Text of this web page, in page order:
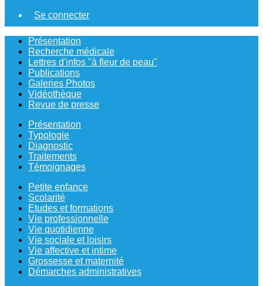
Se connecter
Présentation
Recherche médicale
Lettres d'infos "à fleur de peau"
Publications
Galeries Photos
Vidéothèque
Revue de presse
Présentation
Typologie
Diagnostic
Traitements
Témoignages
Petite enfance
Scolarité
Etudes et formations
Vie professionnelle
Vie quotidienne
Vie sociale et loisirs
Vie affective et intime
Grossesse et maternité
Démarches administratives